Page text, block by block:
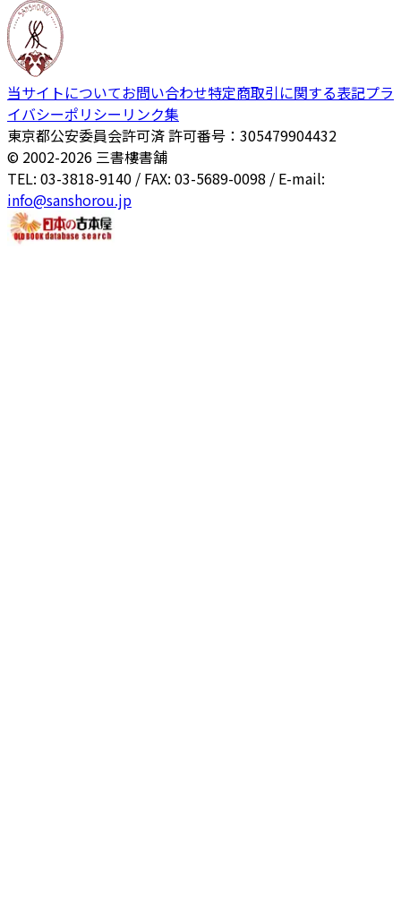
当サイトについてお問い合わせ特定商取引に関する表記プラ
イバシーポリシー リンク集
東京都公安委員会許可済 許可番号：305479904432
© 2002-2026 三書樓書舗
TEL: 03-3818-9140 / FAX: 03-5689-0098 / E-mail:
info@sanshorou.jp